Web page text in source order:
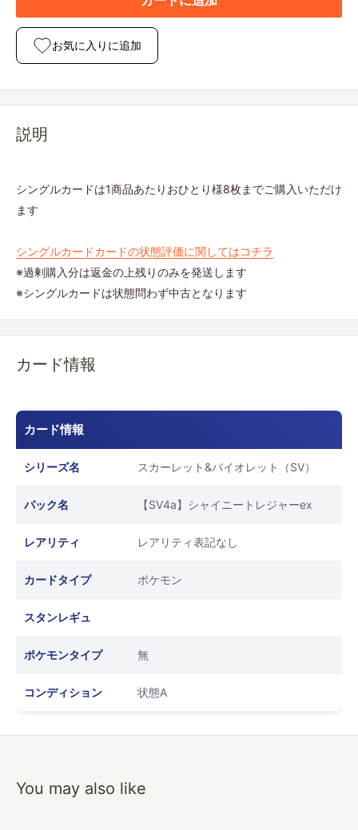
お気に入りに追加
説明
シングルカードは1商品あたりおひとり様8枚までご購入いただけ
ます
シングルカードカードの状態評価に関してはコチラ
※過剰購入分は返金の上残りのみを発送します
※シングルカードは状態問わず中古となります
カード情報
カード情報
シリーズ名 スカーレット&バイオレット（SV）
パック名 【SV4a】シャイニートレジャーex
レアリティ レアリティ表記なし
カードタイプ ポケモン
スタンレギュ
ポケモンタイプ 無
コンディション 状態A
You may also like